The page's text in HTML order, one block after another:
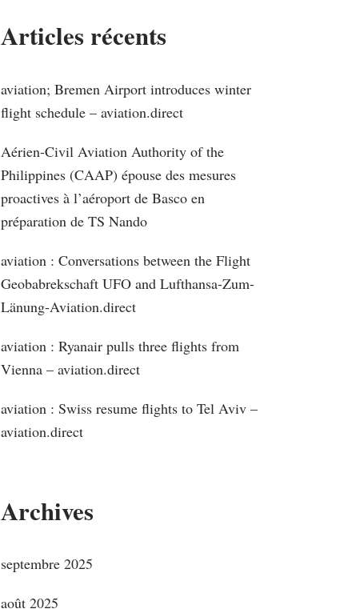
Articles récents
aviation; Bremen Airport introduces winter
flight schedule – aviation.direct
Aérien-Civil Aviation Authority of the
Philippines (CAAP) épouse des mesures
proactives à l’aéroport de Basco en
préparation de TS Nando
aviation : Conversations between the Flight
Geobabrekschaft UFO and Lufthansa-Zum-
Länung-Aviation.direct
aviation : Ryanair pulls three flights from
Vienna – aviation.direct
aviation : Swiss resume flights to Tel Aviv –
aviation.direct
Archives
septembre 2025
août 2025